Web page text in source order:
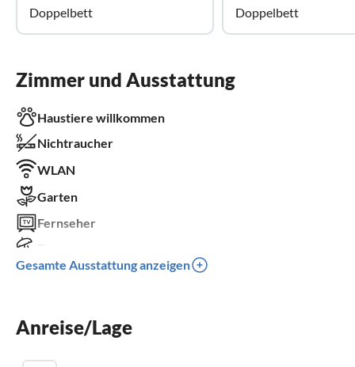
Doppelbett Doppelbett
Zimmer und Ausstattung
Haustiere willkommen
Nichtraucher
WLAN
Garten
Fernseher
Spülmaschine
Sauna
Gesamte Ausstattung anzeigen
Anreise/Lage